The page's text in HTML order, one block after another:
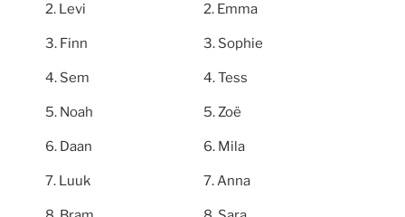
Levi
Finn
Sem
Noah
Daan
Luuk
Emma
Sophie
Tess
Zoë
Mila
Anna